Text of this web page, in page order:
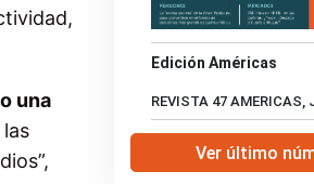
una
las
Edición Américas
REVISTA 47 AMERICAS,
Ver último